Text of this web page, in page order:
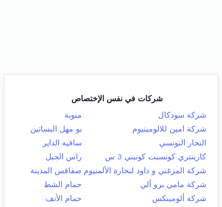
شركات في نفس الإختصاص
شركة سودكال
منوبة
شركة امين للالومينيوم
بو مهل البساتين
النجار التونسي
ساقية الداير
كاربنتري كونسبت كونبني 3 س
راس الجبل
شركة المزغني و داود لنجارة الألمنيوم صفاقس المدينة
شركة مامي برو ألي
حمام الشط
شركة ألومينكس
حمام الأنف